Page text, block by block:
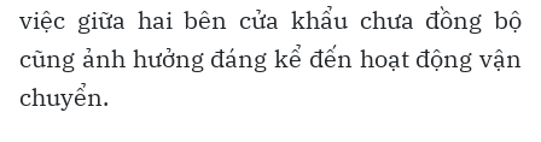
việc giữa hai bên cửa khẩu chưa đồng bộ
cũng ảnh hưởng đáng kể đến hoạt động vận
chuyển.